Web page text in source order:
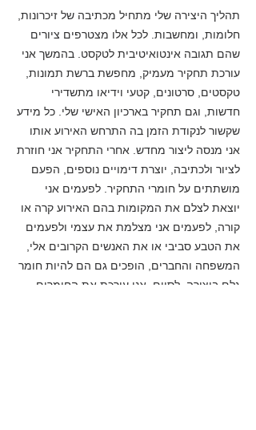
תהליך היצירה שלי מתחיל מכתיבה של זיכרונות,
חלומות, ומחשבות. לכל אלו מצטרפים ציורים
שהם תגובה אינטואיטיבית לטקסט. בהמשך אני
עורכת תחקיר מעמיק, מחפשת ברשת תמונות,
טקסטים, סרטונים, קטעי וידיאו מתשדירי
חדשות, וגם תחקיר בארכיון האישי שלי. כל מידע
שקשור לנקודת הזמן בה התרחש האירוע אותו
אני מנסה ליצור מחדש. אחרי התחקיר אני חוזרת
לציור ולכתיבה, יוצרת דימויים נוספים, הפעם
מושתתים על חומרי התחקיר. לפעמים אני
יוצאת לצלם את המקומות בהם האירוע קרה או
קורה, לפעמים אני מצלמת את עצמי ולפעמים
את הטבע סביבי או את האנשים הקרובים אלי,
המשפחה והחברים, הופכים גם הם להיות חומר
גלם ביצירה. לסיום, אני עורכת את החומרים